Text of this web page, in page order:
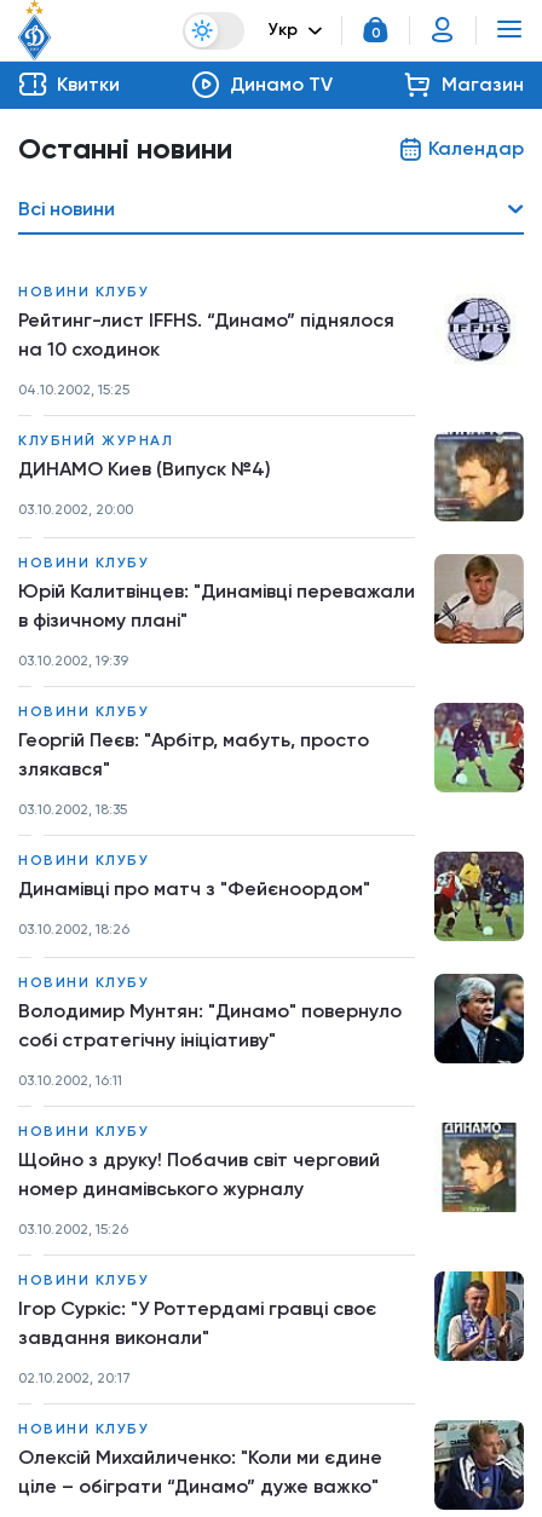
Укр 0
Квитки Динамо TV Магазин
Останні новини
Всі новини
Календар
НОВИНИ КЛУБУ
Рейтинг-лист IFFHS. “Динамо” піднялося
на 10 сходинок
04.10.2002, 15:25
КЛУБНИЙ ЖУРНАЛ
ДИНАМО Киев (Випуск №4)
03.10.2002, 20:00
НОВИНИ КЛУБУ
Юрій Калитвінцев: "Динамівці переважали
в фізичному плані"
03.10.2002, 19:39
НОВИНИ КЛУБУ
Георгій Пеєв: "Арбітр, мабуть, просто
злякався"
03.10.2002, 18:35
НОВИНИ КЛУБУ
Динамівці про матч з "Фейєноордом"
03.10.2002, 18:26
НОВИНИ КЛУБУ
Володимир Мунтян: "Динамо" повернуло
собі стратегічну ініціативу"
03.10.2002, 16:11
НОВИНИ КЛУБУ
Щойно з друку! Побачив світ черговий
номер динамівського журналу
03.10.2002, 15:26
НОВИНИ КЛУБУ
Ігор Суркіс: "У Роттердамі гравці своє
завдання виконали"
02.10.2002, 20:17
НОВИНИ КЛУБУ
Олексій Михайличенко: "Коли ми єдине
ціле – обіграти “Динамо” дуже важко"